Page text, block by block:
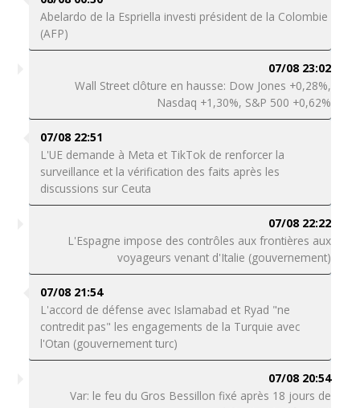
Abelardo de la Espriella investi président de la Colombie
(AFP)
07/08 23:02
Wall Street clôture en hausse: Dow Jones +0,28%,
Nasdaq +1,30%, S&P 500 +0,62%
07/08 22:51
L'UE demande à Meta et TikTok de renforcer la
surveillance et la vérification des faits après les
discussions sur Ceuta
07/08 22:22
L'Espagne impose des contrôles aux frontières aux
voyageurs venant d'Italie (gouvernement)
07/08 21:54
L'accord de défense avec Islamabad et Ryad "ne
contredit pas" les engagements de la Turquie avec
l'Otan (gouvernement turc)
07/08 20:54
Var: le feu du Gros Bessillon fixé après 18 jours de